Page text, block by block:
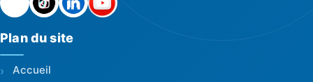
Plan du site
Accueil